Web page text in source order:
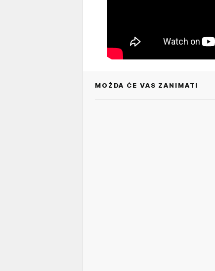
MOŽDA ĆE VAS ZANIMATI